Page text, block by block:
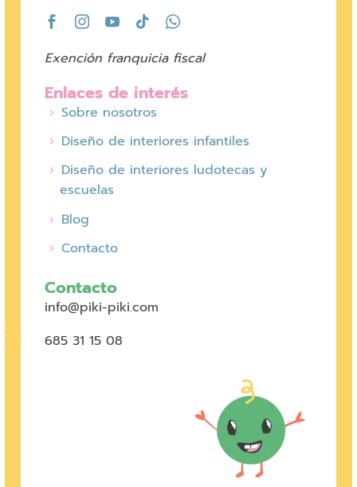
Exención franquicia fiscal
Enlaces de interés
Sobre nosotros
Diseño de interiores infantiles
Diseño de interiores ludotecas y
escuelas
Blog
Contacto
Contacto
info@piki-piki.com
685 31 15 08